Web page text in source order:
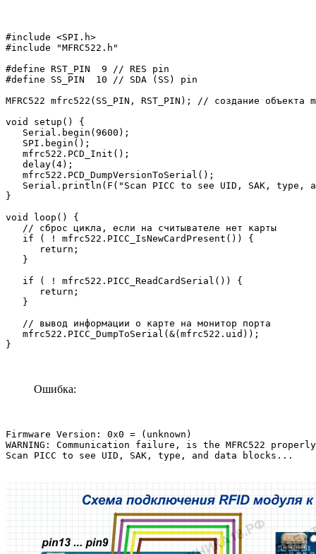
#include <SPI.h>
#include "MFRC522.h"
#define RST_PIN  9 // RES pin
#define SS_PIN  10 // SDA (SS) pin
MFRC522 mfrc522(SS_PIN, RST_PIN); // создание объекта
void setup() {
   Serial.begin(9600);
   SPI.begin();
   mfrc522.PCD_Init();
   delay(4);
   mfrc522.PCD_DumpVersionToSerial();
Serial.println(F("Scan PICC to see UID, SAK, type,
}
void loop() {
   // сброс цикла, если на считывателе нет карты
   if ( ! mfrc522.PICC_IsNewCardPresent()) {
      return;
   }
   if ( ! mfrc522.PICC_ReadCardSerial()) {
      return;
   }
   // вывод информации о карте на монитор порта
   mfrc522.PICC_DumpToSerial(&(mfrc522.uid));
}
Ошибка:
Firmware Version: 0x0 = (unknown)
WARNING: Communication failure, is the MFRC522
Scan PICC to see UID, SAK, type, and data blocks...